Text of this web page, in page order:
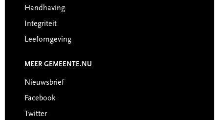
Handhaving
Integriteit
Leefomgeving
MEER GEMEENTE.NU
Nieuwsbrief
Facebook
Twitter